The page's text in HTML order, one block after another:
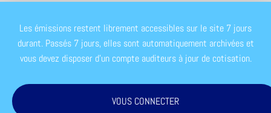
Les émissions restent librement accessibles sur le site 7 jours
durant. Passés 7 jours, elles sont automatiquement archivées et
vous devez disposer d'un compte auditeurs à jour de cotisation.
VOUS CONNECTER